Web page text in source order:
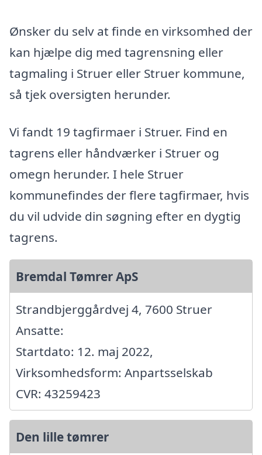
Ønsker du selv at finde en virksomhed der
kan hjælpe dig med tagrensning eller
tagmaling i Struer eller Struer kommune,
så tjek oversigten herunder.
Vi fandt 19 tagfirmaer i Struer. Find en
tagrens eller håndværker i Struer og
omegn herunder. I hele Struer
kommunefindes der flere tagfirmaer, hvis
du vil udvide din søgning efter en dygtig
tagrens.
Bremdal Tømrer ApS
Strandbjerggårdvej 4, 7600 Struer
Ansatte:
Startdato: 12. maj 2022,
Virksomhedsform: Anpartsselskab
CVR: 43259423
Den lille tømrer